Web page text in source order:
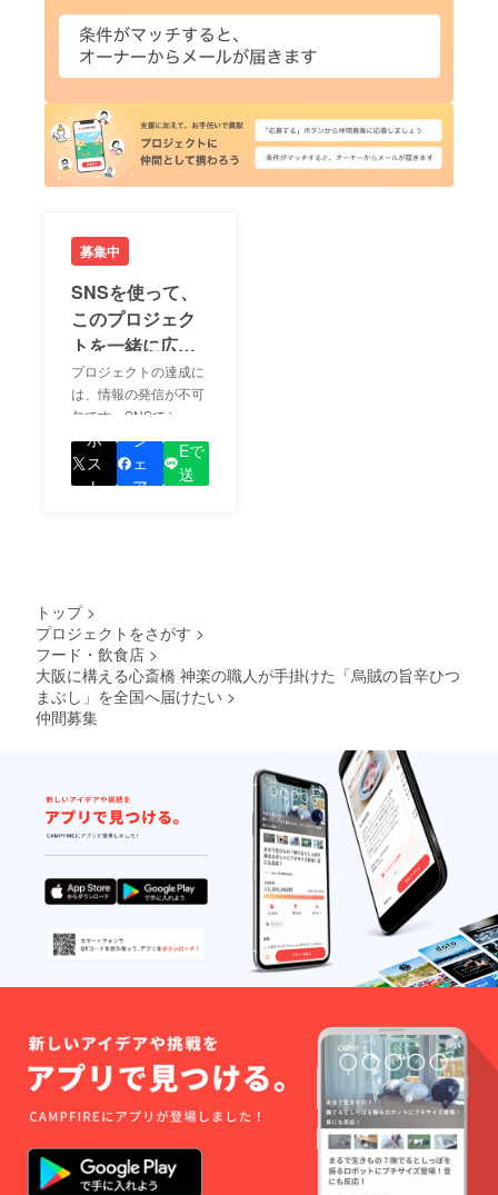
募集中
SNSを使って、
このプロジェク
トを一緒に広め
ましょう！
プロジェクトの達成に
は、情報の発信が不可
欠です。SNSでシェア
をして、あなたが応援
しているプロジェクト
の良さを知ってもらい
ポ
ス
ト
シ
ェ
ア
Eで
送
トップ >
プロジェクトをさがす >
フード・飲食店 >
大阪に構える心斎橋 神楽の職人が手掛けた「烏賊の旨辛ひつ
まぶし」を全国へ届けたい >
仲間募集